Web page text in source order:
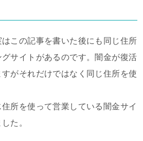
この記事を書いた後にも同じ住所
サイトがあるのです。闇金が復活
がそれだけではなく同じ住所を使
所を使って営業している闇金サイ
た。